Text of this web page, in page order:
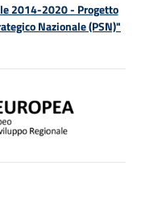
2014-2020 - Progetto
Nazionale (PSN)"